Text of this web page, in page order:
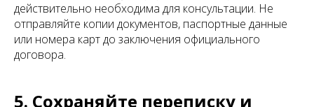
действительно необходима для консультации. Не
отправляйте копии документов, паспортные данные
или номера карт до заключения официального
договора.
5. Сохраняйте переписку и